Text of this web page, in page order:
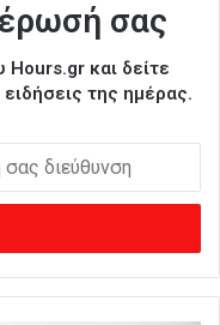
σας
και δείτε
της ημέρας.